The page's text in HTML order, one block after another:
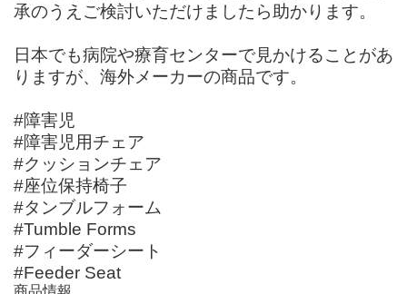
承のうえご検討いただけましたら助かります。
日本でも病院や療育センターで見かけることがあ
りますが、海外メーカーの商品です。
#障害児
#障害児用チェア
#クッションチェア
#座位保持椅子
#タンブルフォーム
#Tumble Forms
#フィーダーシート
#Feeder Seat
商品情報